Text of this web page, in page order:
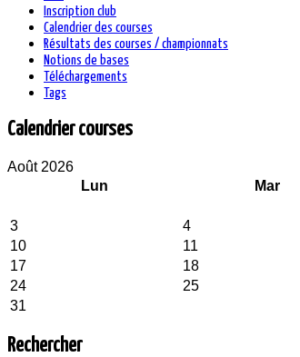
Inscription club
Calendrier des courses
Résultats des courses / championnats
Notions de bases
Téléchargements
Tags
Calendrier courses
Août 2026
Lun
Mar
3
4
10
11
17
18
24
25
31
Rechercher